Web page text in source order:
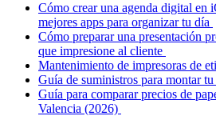
Cómo crear una agenda digital en
mejores apps para organizar tu día
Cómo preparar una presentación
que impresione al cliente
Mantenimiento de impresoras de
Guía de suministros para montar
Guía para comparar precios de
Valencia (2026)